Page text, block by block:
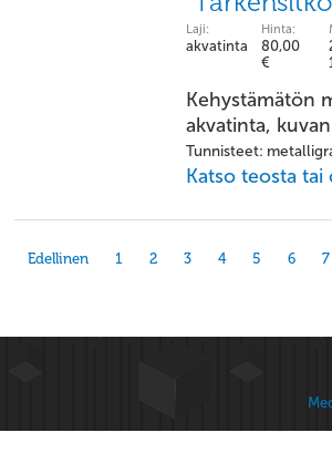
Laji:
akvatinta
Hinta:
80,00
€
Kehystämätön
akvatinta,
Tunnisteet:
Katso teosta tai
Edellinen 1 2 3 4 5 6 7